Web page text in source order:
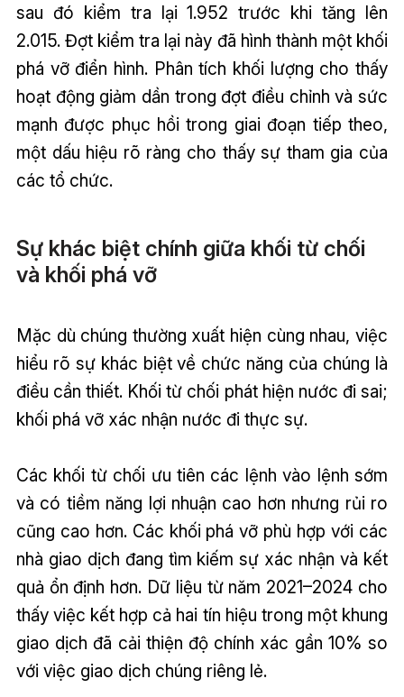
sau đó kiểm tra lại 1.952 trước khi tăng lên
2.015. Đợt kiểm tra lại này đã hình thành một khối
phá vỡ điển hình. Phân tích khối lượng cho thấy
hoạt động giảm dần trong đợt điều chỉnh và sức
mạnh được phục hồi trong giai đoạn tiếp theo,
một dấu hiệu rõ ràng cho thấy sự tham gia của
các tổ chức.
Sự khác biệt chính giữa khối từ chối
và khối phá vỡ
Mặc dù chúng thường xuất hiện cùng nhau, việc
hiểu rõ sự khác biệt về chức năng của chúng là
điều cần thiết. Khối từ chối phát hiện nước đi sai;
khối phá vỡ xác nhận nước đi thực sự.
Các khối từ chối ưu tiên các lệnh vào lệnh sớm
và có tiềm năng lợi nhuận cao hơn nhưng rủi ro
cũng cao hơn. Các khối phá vỡ phù hợp với các
nhà giao dịch đang tìm kiếm sự xác nhận và kết
quả ổn định hơn. Dữ liệu từ năm 2021–2024 cho
thấy việc kết hợp cả hai tín hiệu trong một khung
giao dịch đã cải thiện độ chính xác gần 10% so
với việc giao dịch chúng riêng lẻ.